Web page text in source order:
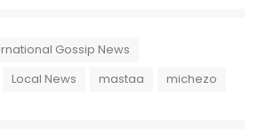
Gossip News
Local News mastaa michezo